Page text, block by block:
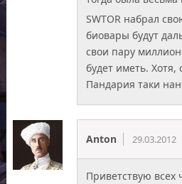
SWTOR набрал
биовары будут
свои пару
будет иметь. Хотя,
Пандария таки
Anton 29.03.2012
Приветствую всех